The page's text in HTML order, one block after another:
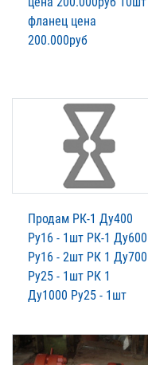
фланец цена
200.000руб
Продам РК-1 Ду400
Ру16 - 1шт РК-1 Ду600
Ру16 - 2шт РК 1 Ду700
Ру25 - 1шт РК 1
Ду1000 Ру25 - 1шт